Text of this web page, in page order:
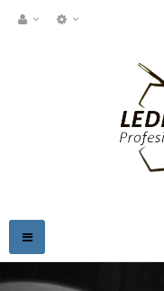
Toggle
navigation